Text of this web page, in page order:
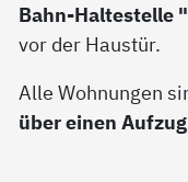
Bahn-Haltestelle
vor der Haustür.
Alle Wohnungen
über einen Aufzug